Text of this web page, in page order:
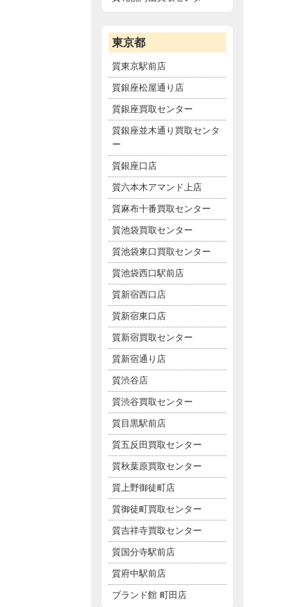
東京都
質東京駅前店
質銀座松屋通り店
質銀座買取センター
質銀座並木通り買取センタ
ー
質銀座口店
質六本木アマンド上店
質麻布十番買取センター
質池袋買取センター
質池袋東口買取センター
質池袋西口駅前店
質新宿西口店
質新宿東口店
質新宿買取センター
質新宿通り店
質渋谷店
質渋谷買取センター
質目黒駅前店
質五反田買取センター
質秋葉原買取センター
質上野御徒町店
質御徒町買取センター
質吉祥寺買取センター
質国分寺駅前店
質府中駅前店
ブランド館 町田店